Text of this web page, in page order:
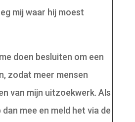
mij waar hij moest
doen besluiten om een
zodat meer mensen
van mijn uitzoekwerk. Als
mee en meld het via de